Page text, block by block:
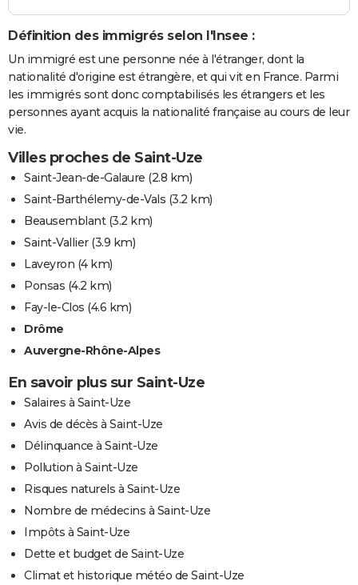
Définition des immigrés selon l'Insee :
Un immigré est une personne née à l'étranger, dont la
nationalité d'origine est étrangère, et qui vit en France. Parmi
les immigrés sont donc comptabilisés les étrangers et les
personnes ayant acquis la nationalité française au cours de leur
vie.
Villes proches de Saint-Uze
Saint-Jean-de-Galaure (2.8 km)
Saint-Barthélemy-de-Vals (3.2 km)
Beausemblant(3.2 km)
Saint-Vallier(3.9 km)
Laveyron (4 km)
Ponsas (4.2 km)
Fay-le-Clos (4.6 km)
Drôme
Auvergne-Rhône-Alpes
En savoir plus sur Saint-Uze
Salaires à Saint-Uze
Avis de décès à Saint-Uze
Délinquance à Saint-Uze
Pollution à Saint-Uze
Risques naturels à Saint-Uze
Nombre de médecins à Saint-Uze
Impôts à Saint-Uze
Dette et budget de Saint-Uze
Climat et historique météo de Saint-Uze